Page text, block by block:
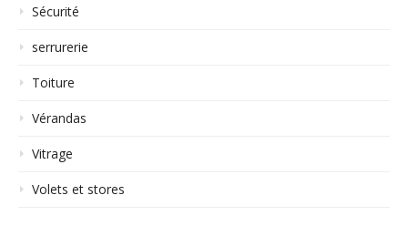
Sécurité
serrurerie
Toiture
Vérandas
Vitrage
Volets et stores